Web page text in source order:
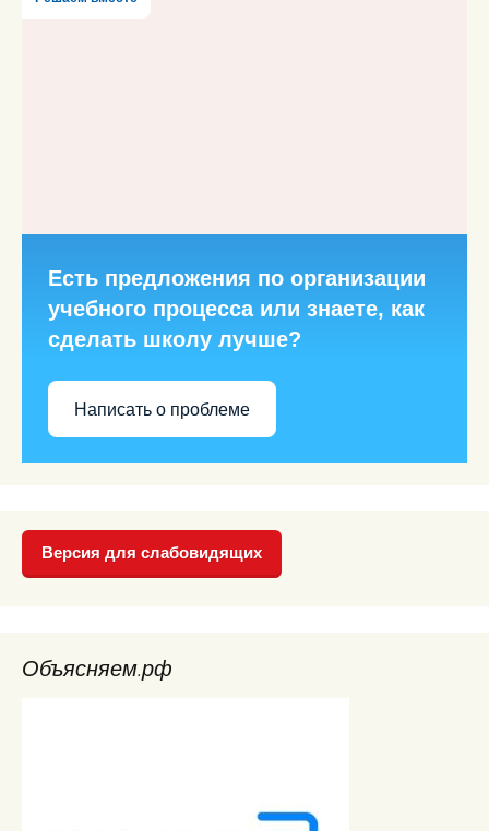
Есть предложения по организации
учебного процесса или знаете, как
сделать школу лучше?
Написать о проблеме
Версия для слабовидящих
Объясняем.рф